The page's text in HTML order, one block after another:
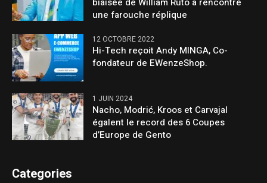
une farouche réplique
12 OCTOBRE 2022
Hi-Tech reçoit Andy MINGA, Co-
fondateur de EWenzeShop.
1 JUIN 2024
Nacho, Modrić, Kroos et Carvajal
égalent le record des 6 Coupes
d’Europe de Gento
Categories